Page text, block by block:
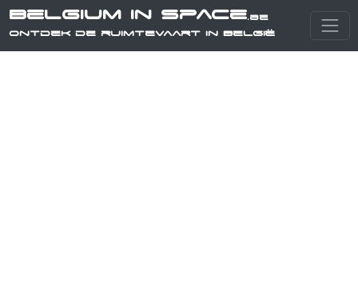
Belgium in Space.be
Ontdek de ruimtevaart in België